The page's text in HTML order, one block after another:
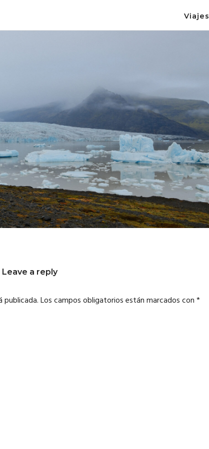
Viajes
Leave a reply
publicada.Los campos obligatorios están marcados con*